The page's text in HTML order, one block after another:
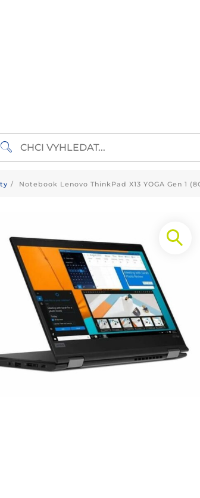
Notebook Lenovo ThinkPad X13 YOGA Gen 1